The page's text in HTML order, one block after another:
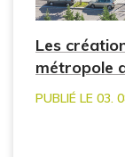
Les
métropole
PUBLIÉ LE 03.